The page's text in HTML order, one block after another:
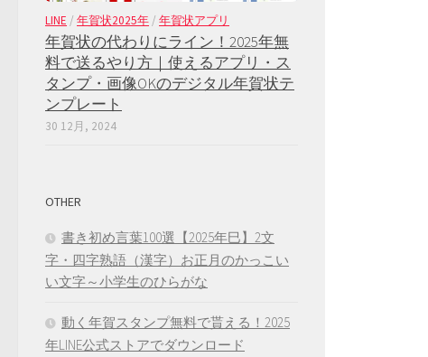
LINE / 年賀状2025年 / 年賀状アプリ
年賀状の代わりにライン！2025年無
料で送るやり方｜使えるアプリ・ス
タンプ・画像OKのデジタル年賀状テ
ンプレート
30 12月, 2024
OTHER
書き初め言葉100選【2025年巳】2文
字・四字熟語（漢字）お正月のかっこい
い文字～小学生のひらがな
動く年賀スタンプ無料で貰える！2025
年LINE公式ストアでダウンロード